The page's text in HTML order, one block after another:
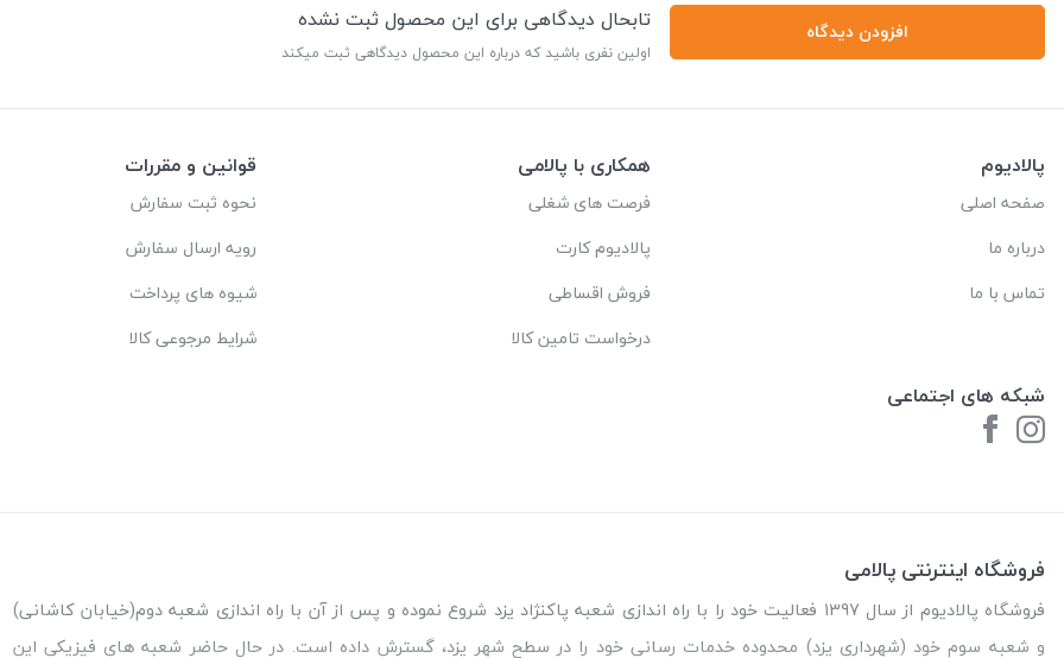
افزودن دیدگاه تابحال دیدگاهی برای این محصول ثبت نشده
اولین نفری باشید که درباره این محصول دیدگاهی ثبت میکند
پالادیوم
صفحه اصلی
درباره ما
تماس با ما
شبکه های اجتماعی
همکاری با پالامی
فرصت های شغلی
پالادیوم کارت
فروش اقساطی
درخواست تامین کالا
قوانین و مقررات
نحوه ثبت سفارش
رویه ارسال سفارش
شیوه های پرداخت
شرایط مرجوعی کالا
فروشگاه اینترنتی پالامی
فروشگاه پالادیوم از سال 1397 فعالیت خود را با راه اندازی شعبه پاکنژاد یزد شروع نموده و پس از آن با راه اندازی شعبه دوم(خیابان کاشانی)
و شعبه سوم خود (شهرداری یزد) محدوده خدمات رسانی خود را در سطح شهر یزد، گسترش داده است. در حال حاضر شعبه های فیزیکی این